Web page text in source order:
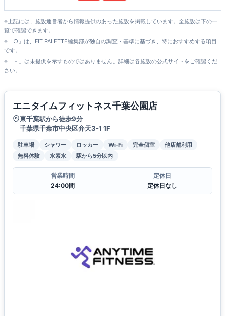
※上記には、施設運営者から情報提供のあった施設を掲載しています。全施設は下の一
覧で確認できます。
※「○」は、FIT PALETTE編集部が独自の調査・基準に基づき、特におすすめする項目
です。
※「－」は未提供を示すものではありません。詳細は各施設の公式サイトをご確認くだ
さい。
エニタイムフィットネス千葉公園店
東千葉駅から徒歩9分
千葉県千葉市中央区弁天3-1 1F
駐車場 シャワー ロッカー Wi-Fi 完全個室
他店舗利用
無料体験
水素水 駅から5分以内
営業時間
24:00間
定休日
定休日なし